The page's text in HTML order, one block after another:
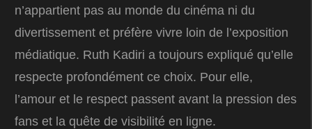
n’appartient pas au monde du cinéma ni du
divertissement et préfère vivre loin de l’exposition
médiatique. Ruth Kadiri a toujours expliqué qu’elle
respecte profondément ce choix. Pour elle,
l’amour et le respect passent avant la pression des
fans et la quête de visibilité en ligne.